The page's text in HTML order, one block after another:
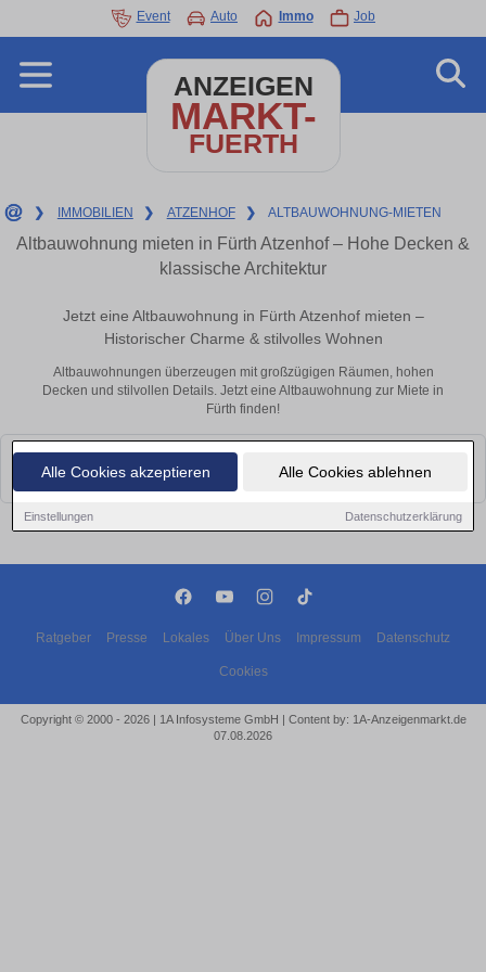
Alle Cookies akzeptieren Alle Cookies ablehnen
Einstellungen Datenschutzerklärung
Event Auto Immo Job
ANZEIGEN
MARKT-
FUERTH
❯ IMMOBILIEN ❯ ATZENHOF ❯ ALTBAUWOHNUNG-MIETEN
Altbauwohnung mieten in Fürth Atzenhof – Hohe Decken &
klassische Architektur
Jetzt eine Altbauwohnung in Fürth Atzenhof mieten –
Historischer Charme & stilvolles Wohnen
Altbauwohnungen überzeugen mit großzügigen Räumen, hohen
Decken und stilvollen Details. Jetzt eine Altbauwohnung zur Miete in
Fürth finden!
Leider konnten wir derzeit keine passenden Objekte finden. Schauen Sie
bald wieder vorbei!
Ratgeber Presse Lokales Über Uns Impressum Datenschutz
Cookies
Copyright © 2000 - 2026 | 1A Infosysteme GmbH | Content by: 1A-Anzeigenmarkt.de
07.08.2026